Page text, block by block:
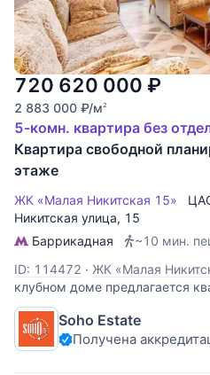
720 620 000 ₽
2 883 000 ₽/м2
5-комн. квартира без
Квартира свободной
этаже
ЖК «Малая Никитская 15»
Никитская улица, 15
Баррикадная
~10 мин.
ID: 114472 · ЖК «Малая
клубном доме предлагается
без отделки. Бывший
1912 году по проекту
Воссозданный в своеобразной
Soho Estate
Получена